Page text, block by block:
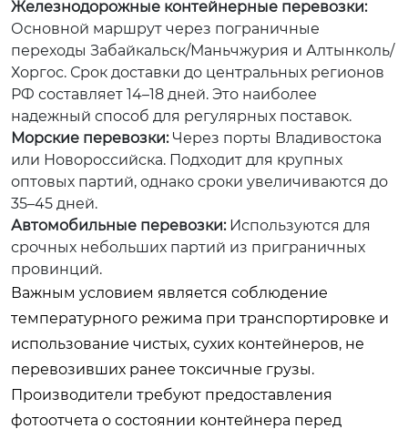
Железнодорожные контейнерные перевозки:
Основной маршрут через пограничные
переходы Забайкальск/Маньчжурия и Алтынколь/
Хоргос. Срок доставки до центральных регионов
РФ составляет 14–18 дней. Это наиболее
надежный способ для регулярных поставок.
Морские перевозки:Через порты Владивостока
или Новороссийска. Подходит для крупных
оптовых партий, однако сроки увеличиваются до
35–45 дней.
Автомобильные перевозки:Используются для
срочных небольших партий из приграничных
провинций.
Важным условием является соблюдение
температурного режима при транспортировке и
использование чистых, сухих контейнеров, не
перевозивших ранее токсичные грузы.
Производители требуют предоставления
фотоотчета о состоянии контейнера перед